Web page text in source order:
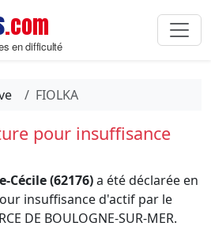
.com
en difficulté
FIOLKA
pour insuffisance
Cécile (62176)a été déclarée en
insuffisance d'actif par le
DE BOULOGNE-SUR-MER.